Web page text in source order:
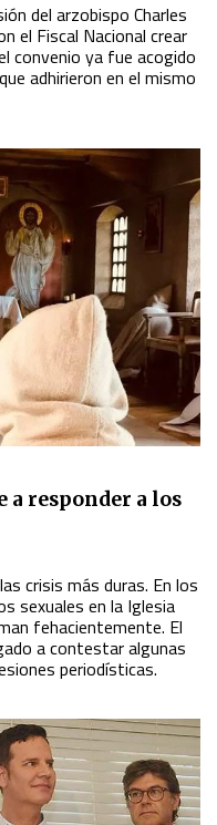
del arzobispo Charles
el Fiscal Nacional crear
convenio ya fue acogido
adhirieron en el mismo
a responder a los
crisis más duras. En los
sexuales en la Iglesia
fehacientemente. El
a contestar algunas
periodísticas.